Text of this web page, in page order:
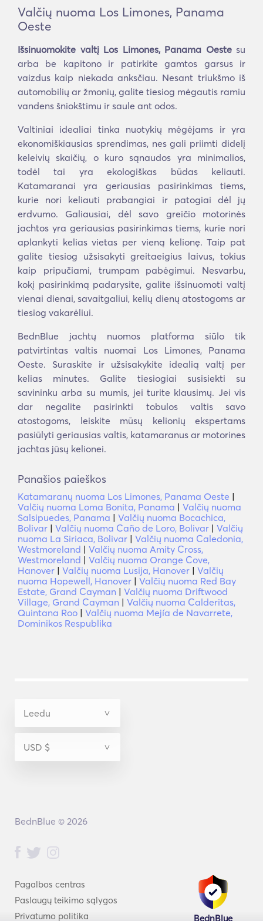
Valčių nuoma Los Limones, Panama
Oeste
Išsinuomokite valtį Los Limones, Panama Oestesu
arba be kapitono ir patirkite gamtos garsus ir
vaizdus kaip niekada anksčiau. Nesant triukšmo iš
automobilių ar žmonių, galite tiesiog mėgautis ramiu
vandens šniokštimu ir saule ant odos.
Valtiniai idealiai tinka nuotykių mėgėjams ir yra
ekonomiškiausias sprendimas, nes gali priimti didelį
keleivių skaičių, o kuro sąnaudos yra minimalios,
todėl tai yra ekologiškas būdas keliauti.
Katamaranai yra geriausias pasirinkimas tiems,
kurie nori keliauti prabangiai ir patogiai dėl jų
erdvumo. Galiausiai, dėl savo greičio motorinės
jachtos yra geriausias pasirinkimas tiems, kurie nori
aplankyti kelias vietas per vieną kelionę. Taip pat
galite tiesiog užsisakyti greitaeigius laivus, tokius
kaip pripučiami, trumpam pabėgimui. Nesvarbu,
kokį pasirinkimą padarysite, galite išsinuomoti valtį
vienai dienai, savaitgaliui, kelių dienų atostogoms ar
tiesiog vakarėliui.
BednBlue jachtų nuomos platforma siūlo tik
patvirtintas valtis nuomai Los Limones, Panama
Oeste. Suraskite ir užsisakykite idealią valtį per
kelias minutes. Galite tiesiogiai susisiekti su
savininku arba su mumis, jei turite klausimų. Jei vis
dar negalite pasirinkti tobulos valtis savo
atostogoms, leiskite mūsų kelionių ekspertams
pasiūlyti geriausias valtis, katamaranus ar motorines
jachtas jūsų kelionei.
Panašios paieškos
Katamaranų nuoma Los Limones, Panama Oeste |
Valčių nuoma Loma Bonita, Panama | Valčių nuoma
Salsipuedes, Panama | Valčių nuoma Bocachica,
Bolivar | Valčių nuoma Caño de Loro, Bolivar | Valčių
nuoma La Siriaca, Bolivar | Valčių nuoma Caledonia,
Westmoreland | Valčių nuoma Amity Cross,
Westmoreland | Valčių nuoma Orange Cove,
Hanover | Valčių nuoma Lusija, Hanover | Valčių
nuoma Hopewell, Hanover | Valčių nuoma Red Bay
Estate, Grand Cayman | Valčių nuoma Driftwood
Village, Grand Cayman | Valčių nuoma Calderitas,
Quintana Roo | Valčių nuoma Mejía de Navarrete,
Dominikos Respublika
Pagalbos centras
Paslaugų teikimo sąlygos
Privatumo politika
BednBlue
BednBlue © 2026